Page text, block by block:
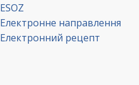
ESOZ
Електронне направлення
Електронний рецепт